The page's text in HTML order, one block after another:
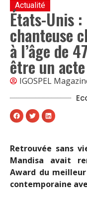
Actualité
États-Unis :
chanteuse
à l’âge de
être un
IGOSPEL
Retrouvée sans
Mandisa avait
Award du
contemporaine